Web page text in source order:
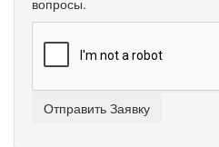
вопросы.